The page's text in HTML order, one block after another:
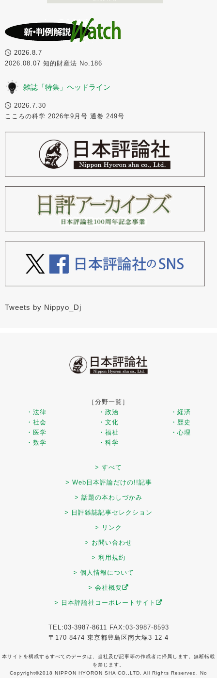
2026.8.7
2026.08.07 知的財産法 No.186
雑誌「特集」ヘッドライン
2026.7.30
こころの科学 2026年9月号 通巻 249号
Tweets by Nippyo_Dj
［分野一覧］
・法律
・政治
・経済
・社会
・文化
・歴史
・医学
・福祉
・心理
・数学
・科学
> すべて
> Web日本評論だけの!!記事
> 話題の本わしづかみ
> 日評雑誌記事セレクション
> リンク
> お問い合わせ
> 利用規約
> 個人情報について
> 会社概要
> 日本評論社コーポレートサイト
TEL:03-3987-8611 FAX:03-3987-8593
〒170-8474 東京都豊島区南大塚3-12-4
本サイトを構成するすべてのデータは、当社及び記事等の作成者に帰属します。無断転載
を禁じます。
Copyright©2018 NIPPON HYORON SHA CO.,LTD. All Rights Reserved. No